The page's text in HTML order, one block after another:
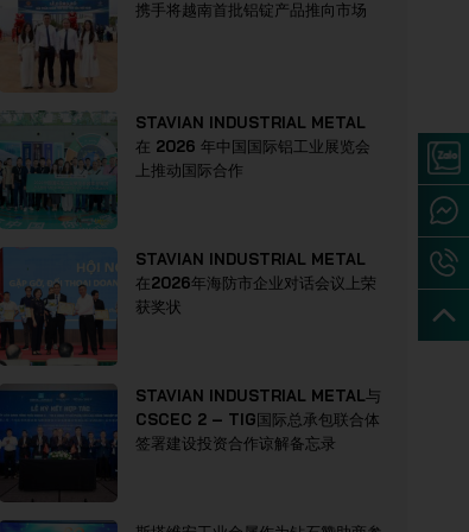
携手将越南首批铝锭产品推向市场
STAVIAN INDUSTRIAL METAL
在 2026 年中国国际铝工业展览会
上推动国际合作
STAVIAN INDUSTRIAL METAL
在2026年海防市企业对话会议上荣
获奖状
STAVIAN INDUSTRIAL METAL与
CSCEC 2 – TIG国际总承包联合体
签署建设投资合作谅解备忘录